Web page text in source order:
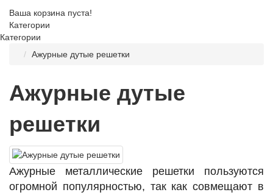
Ваша корзина пуста!
Категории
Категории
Ажурные дутые решетки
Ажурные дутые
решетки
Ажурные металлические решетки пользуются
огромной популярностью, так как совмещают в